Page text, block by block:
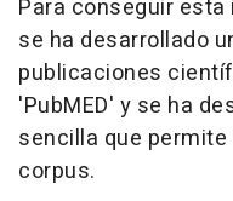
Para conseguir
se ha desarrollado
publicaciones
'PubMED' y se ha
sencilla que
corpus.